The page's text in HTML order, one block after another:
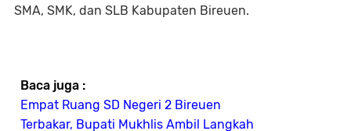
SMA, SMK, dan SLB Kabupaten Bireuen.
Baca juga :
Empat Ruang SD Negeri 2 Bireuen
Terbakar, Bupati Mukhlis Ambil Langkah